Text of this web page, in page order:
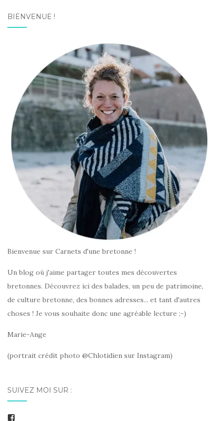
BIENVENUE !
Bienvenue sur Carnets d'une bretonne !
Un blog où j'aime partager toutes mes découvertes
bretonnes. Découvrez ici des balades, un peu de patrimoine,
de culture bretonne, des bonnes adresses... et tant d'autres
choses ! Je vous souhaite donc une agréable lecture ;-)
Marie-Ange
(portrait crédit photo @Chlotidien sur Instagram)
SUIVEZ MOI SUR :